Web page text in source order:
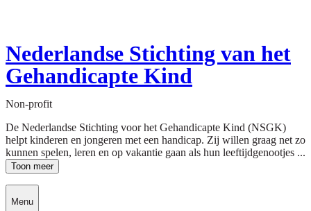
Nederlandse Stichting van het
Gehandicapte Kind
Non-profit
De Nederlandse Stichting voor het Gehandicapte Kind (NSGK)
helpt kinderen en jongeren met een handicap. Zij willen graag net zo
kunnen spelen, leren en op vakantie gaan als hun leeftijdgenootjes ...
Toon meer
Menu